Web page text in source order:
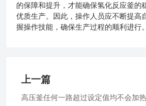
的保障和提升，才能确保氢化反应釜的
优质生产。因此，操作人员应不断提高
握操作技能，确保生产过程的顺利进行。
上一篇
高压釜任何一路超过设定值均不会加热